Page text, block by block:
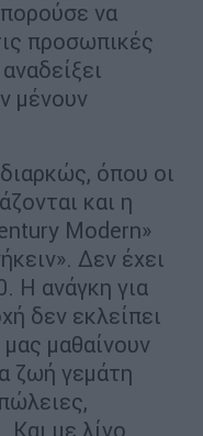
να
προσωπικές
μένουν
όπου οι
και η
Modern»
Δεν έχει
Η ανάγκη για
δεν εκλείπει
μαθαίνουν
ζωή γεμάτη
Και με λίγο